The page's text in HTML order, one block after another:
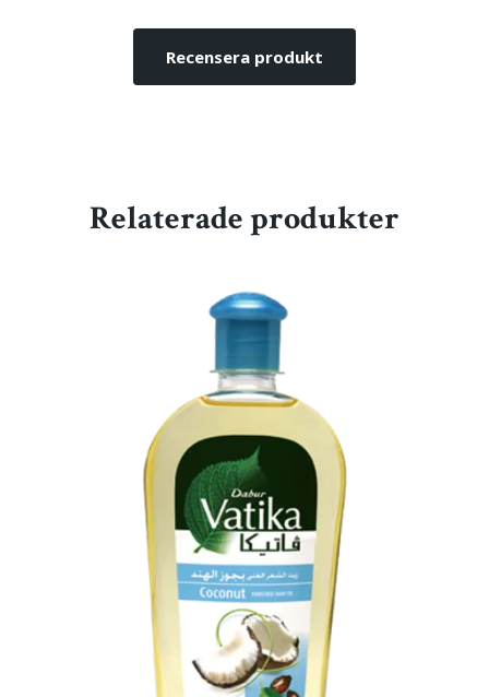
Recensera produkt
Relaterade produkter